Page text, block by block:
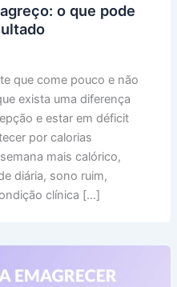
o que pode
que come pouco e não
exista uma diferença
e estar em déficit
por calorias
mais calórico,
diária, sono ruim,
clínica […]